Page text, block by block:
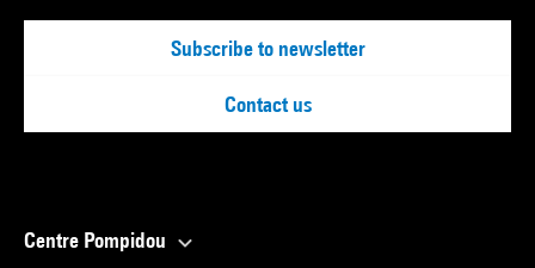
Subscribe to newsletter
Contact us
Centre Pompidou